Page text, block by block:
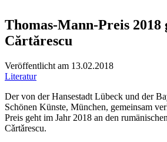
Thomas-Mann-Preis 2018
Cărtărescu
Veröffentlicht am 13.02.2018
Literatur
Der von der Hansestadt Lübeck und der
Schönen Künste, München, gemeinsam
Preis geht im Jahr 2018 an den
Cǎrtǎrescu.